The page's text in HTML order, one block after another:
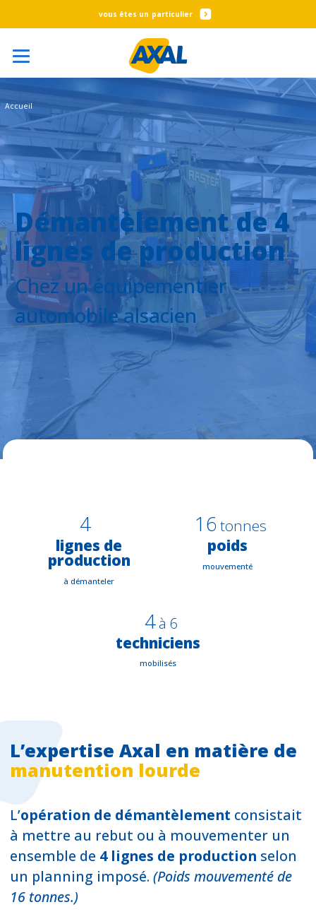
particulier
Démantèlement de 4
lignes de production
Chez un équipementier
automobile alsacien
Accueil
4
lignes de
production
à démanteler
16 tonnes
poids
mouvementé
4à 6
techniciens
mobilisés
L’expertise Axal en matière de
manutention lourde
L’opération de démantèlement consistait
à mettre au rebut ou à mouvementer un
ensemble de 4 lignes de production selon
un planning imposé. (Poids mouvementé de
16 tonnes.)